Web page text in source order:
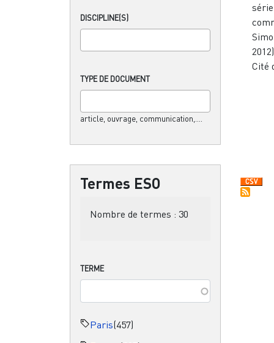
DISCIPLINE(S)
TYPE DE DOCUMENT
article, ouvrage, communication,....
Termes ESO
Nombre de termes : 30
TERME
Paris(457)
Cité